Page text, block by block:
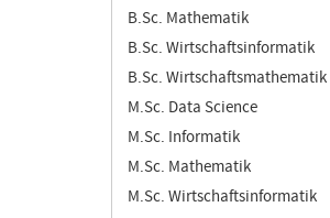
B.Sc. Mathematik
B.Sc. Wirtschaftsinformatik
B.Sc. Wirtschaftsmathematik
M.Sc. Data Science
M.Sc. Informatik
M.Sc. Mathematik
M.Sc. Wirtschaftsinformatik